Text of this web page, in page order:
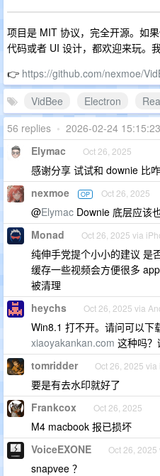
项目是 MIT 协议，完全开源。如
代码或者 UI 设计，都欢迎来玩。
👉 https://github.com/nexmoe/
VidBee
Electron
56 replies • 2026-02-24
Elymac Oct 26, 2025
感谢分享 试试和 downie 比
nexmoe OP Oct 26, 2025
@Elymac Downie 底层应该
Monad Oct 26, 2025 via
纯伸手党提个小小的建议 是
缓存一些视频会方便很多
被清理
heychs Oct 26, 2025 via
Win8.1 打不开。请问可以下
xiaoyakankan.com 这种吗？
tomridder Oct 26, 2025 via
要是有去水印就好了
Frankcox Oct 26, 2025
M4 macbook 报已损坏
VoiceEXONE Oct 26,
snapvee ？